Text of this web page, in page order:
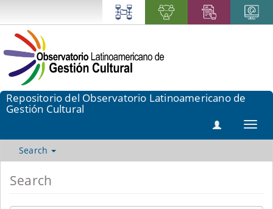
Repositorio del Observatorio Latinoamericano de
Gestión Cultural
Search
Search